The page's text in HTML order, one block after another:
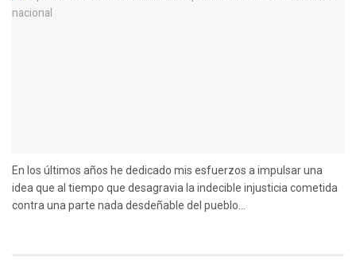
En los últimos años he dedicado mis esfuerzos a impulsar una
idea que al tiempo que desagravia la indecible injusticia cometida
contra una parte nada desdeñable del pueblo...